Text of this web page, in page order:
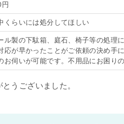
くらいには処分してほしい
ル製の下駄箱、庭石、椅子等の処理
応が早かったことがご依頼の決め手
お伺いが可能です。不用品にお困り
うございました。